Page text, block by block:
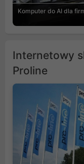
Komputer do AI dla
Internetowy
Proline